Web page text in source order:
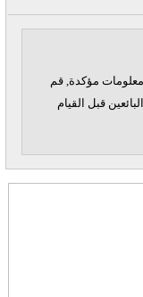
مؤكدة, قم
قبل القيام